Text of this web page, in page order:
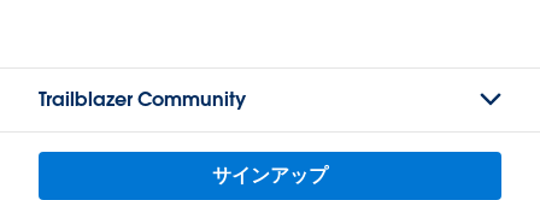
Trailblazer Community
サインアップ